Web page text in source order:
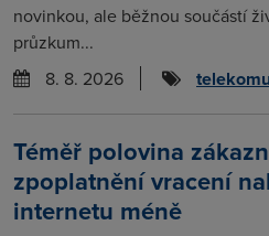
novinkou, ale běžnou součástí
průzkum...
8. 8. 2026
Téměř polovina
zpoplatnění vracení
internetu méně